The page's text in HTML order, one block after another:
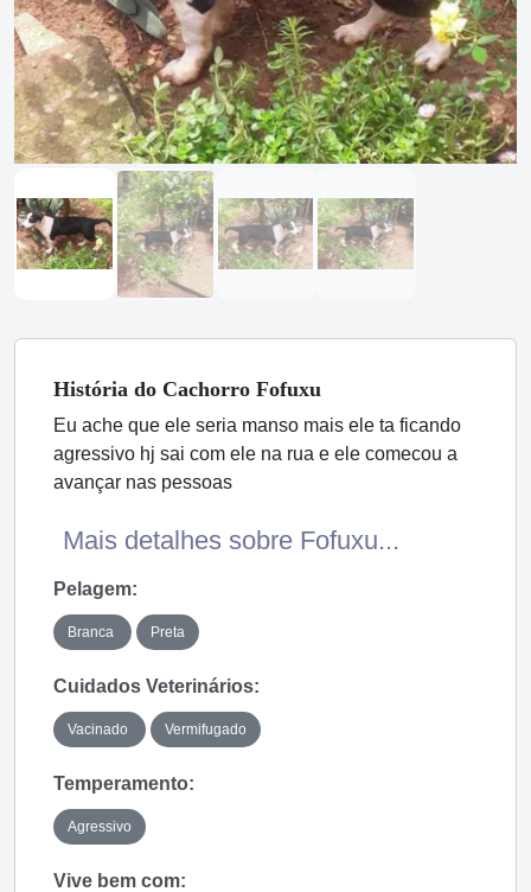
História do Cachorro Fofuxu
Eu ache que ele seria manso mais ele ta ficando
agressivo hj sai com ele na rua e ele comecou a
avançar nas pessoas
Mais detalhes sobre Fofuxu...
Pelagem:
Branca Preta
Cuidados Veterinários:
Vacinado Vermifugado
Temperamento:
Agressivo
Vive bem com: